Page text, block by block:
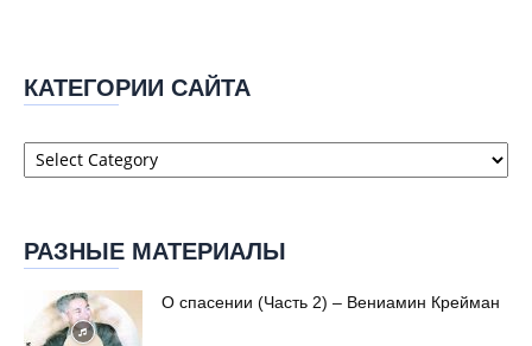
КАТЕГОРИИ САЙТА
Категории
сайта
РАЗНЫЕ МАТЕРИАЛЫ
О спасении (Часть 2) – Вениамин Крейман